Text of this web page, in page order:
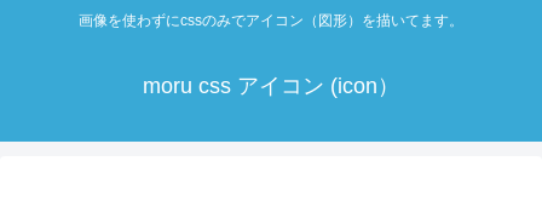
画像を使わずにcssのみでアイコン（図形）を描いてます。
moru css アイコン (icon）